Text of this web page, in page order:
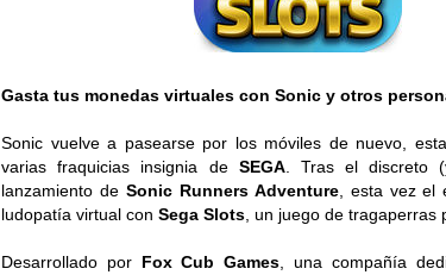
Gasta tus monedas virtuales con Sonic y otros
Sonic vuelve a pasearse por los móviles de nuevo,
varias fraquicias insignia de SEGA. Tras el discreto
lanzamiento de Sonic Runners Adventure, esta vez el
ludopatía virtual con Sega Slots , un juego de tragaperras
Desarrollado por Fox Cub Games , una compañía